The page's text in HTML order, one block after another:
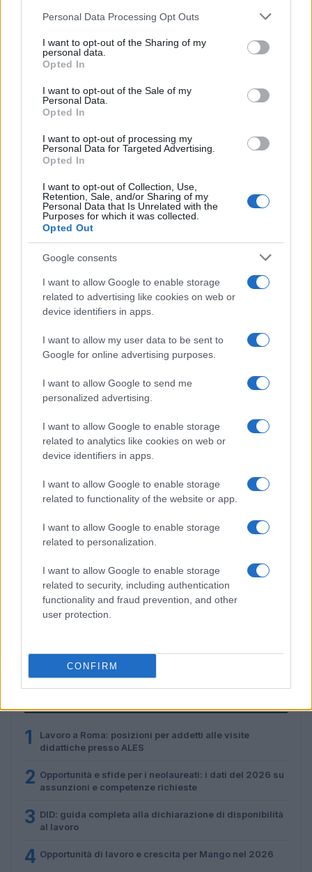
Please note that this website/app uses one or more Google
not limited to your visit or usage behaviour. You may click to
grant or deny consent to Google and its third-party tags to
use your data for below specified purposes in below Google
consent section.
Personal Data Processing Opt Outs
I want to opt-out of the Sharing of my
personal data.
Opted In
I want to opt-out of the Sale of my
Personal Data.
Opted In
I want to opt-out of processing my
Personal Data for Targeted Advertising.
Opted In
I want to opt-out of Collection, Use,
Retention, Sale, and/or Sharing of my
Personal Data that Is Unrelated with the
Purposes for which it was collected.
Opted Out
Google consents
I want to allow Google to enable storage
related to advertising like cookies on web or
device identifiers in apps.
I want to allow my user data to be sent to
Google for online advertising purposes.
I want to allow Google to send me
personalized advertising.
I want to allow Google to enable storage
related to analytics like cookies on web or
device identifiers in apps.
I want to allow Google to enable storage
related to functionality of the website or app.
I want to allow Google to enable storage
related to personalization.
I want to allow Google to enable storage
related to security, including authentication
functionality and fraud prevention, and other
user protection.
CONFIRM
Come trovare lavoro con l’IA: guida pratica a prompt,
analisi e workflow
Sofia Ricci · 4 Ago 2026
TROVARE LAVORO
Euro 2032 a Bari: il Comune conferma la candidatura e
Guida pratica all’uso dell’IA per cercare e ottenere
1
Lavoro a Roma: posizioni per addetti alle visite
didattiche presso ALES
2 Opportunità e sfide per i neolaureati: i dati del 2026 su
assunzioni e competenze richieste
3 DID: guida completa alla dichiarazione di disponibilità
al lavoro
4 Opportunità di lavoro e crescita per Mango nel 2026